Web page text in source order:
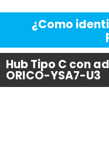
¿Como
Hub Tipo C con
ORICO-YSA7-U3